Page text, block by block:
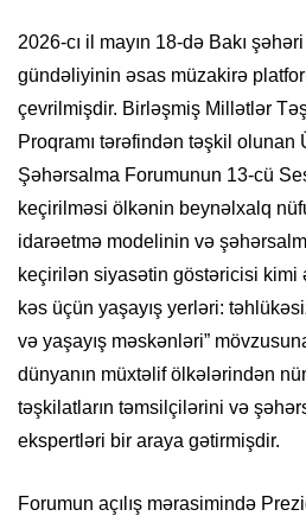
2026-cı il mayın 18-də Bakı
gündəliyinin əsas müzakirə
çevrilmişdir. Birləşmiş Millətlər
Proqramı tərəfindən təşkil olunan
Şəhərsalma Forumunun 13-cü
keçirilməsi ölkənin beynəlxalq
idarəetmə modelinin və
keçirilən siyasətin göstəricisi kimi
kəs üçün yaşayış yerləri:
və yaşayış məskənləri”
dünyanın müxtəlif ölkələrindən
təşkilatların təmsilçilərini və
ekspertləri bir araya gətirmişdir.
Forumun açılış mərasimində